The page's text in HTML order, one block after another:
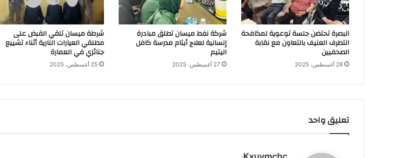
البصرة تحتضن جلسة توعوية لمكافحة
التطرف العنيف بالتعاون مع نقابة
الصحفيين
28 أغسطس، 2025
شركة نفط ميسان تطلق مبادرة
إنسانية لعلاج أيتام مدرسة كافل
اليتيم
27 أغسطس، 2025
شرطة ميسان تلقي القبض على
مطلقي العيارات النارية أثناء تشييع
جنائزي في العمارة
25 أغسطس، 2025
تعليق واحد
ي